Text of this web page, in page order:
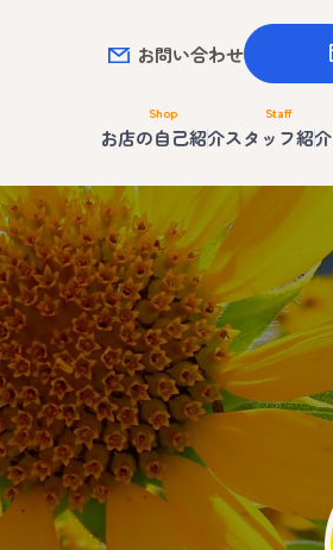
お問い合わせ
Shop
お店の自己紹介
Staff
スタッフ紹介